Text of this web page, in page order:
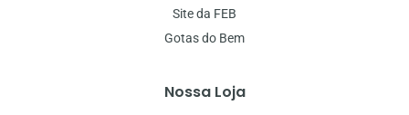
Site da FEB
Gotas do Bem
Nossa Loja